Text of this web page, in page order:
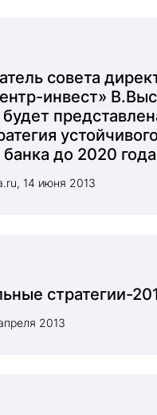
совета
инвест»
устойчивого
банка до 2020
14 июня 2013
стратегии-
2013